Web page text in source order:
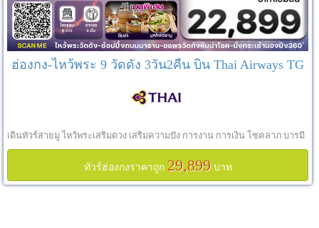
ฮ่องกง-ไหว้พระ 9 วัดดัง 3วัน2คืน บิน Thai Airways TG
เดินทัวร์สายมู ไหว้พระเสริมดวง เสริมความปัง การงาน การเงิน โชคลาภ บารมี
ทัวร์ฮ่องกงราคาถูก 29,899บาท